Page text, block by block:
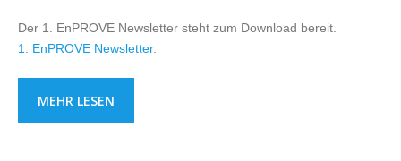
Der 1. EnPROVE Newsletter steht zum Download bereit.
1. EnPROVE Newsletter.
MEHR LESEN